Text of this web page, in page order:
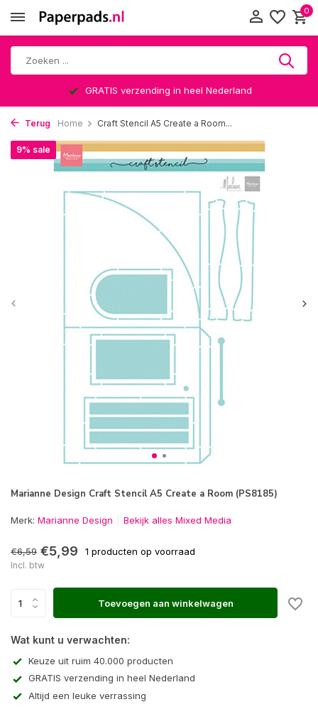
0
GRATIS verzending in heel Nederland
Terug Home Craft Stencil A5 Create a Room...
Marianne Design Craft Stencil A5 Create a Room (PS8185)
9% sale
Merk: Marianne Design Bekijk alles Mixed Media
€6,59 €5,99 1 producten op voorraad
Incl. btw
Toevoegen aan winkelwagen
Wat kunt u verwachten:
Keuze uit ruim 40.000 producten
GRATIS verzending in heel Nederland
Altijd een leuke verrassing